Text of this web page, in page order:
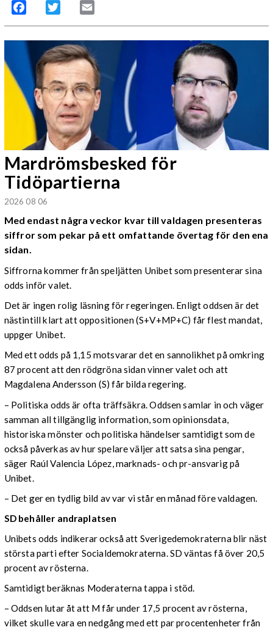
Facebook Twitter
Mardrömsbesked för
Tidöpartierna
2026 08 06
Med endast några veckor kvar till valdagen presenteras
siffror som pekar på ett omfattande övertag för den ena
sidan.
Siffrorna kommer från speljätten Unibet som presenterar sina
odds inför valet.
Det är ingen rolig läsning för regeringen. Enligt oddsen är det
nästintill klart att oppositionen (S+V+MP+C) får flest mandat,
uppger Unibet.
Med ett odds på 1,15 motsvarar det en sannolikhet på omkring
87 procent att den rödgröna sidan vinner valet och att
Magdalena Andersson (S) får bilda regering.
– Politiska odds är ofta träffsäkra. Oddsen samlar in och väger
samman all tillgänglig information, som opinionsdata,
historiska mönster och politiska händelser samtidigt som de
också påverkas av hur spelare väljer att satsa sina pengar,
säger Raúl Valencia López, marknads- och pr-ansvarig på
Unibet.
– Det ger en tydlig bild av var vi står en månad före valdagen.
SD behåller andraplatsen
Unibets odds indikerar också att Sverigedemokraterna blir näst
största parti efter Socialdemokraterna. SD väntas få över 20,5
procent av rösterna.
Samtidigt beräknas Moderaterna tappa i stöd.
– Oddsen lutar åt att M får under 17,5 procent av rösterna,
vilket skulle vara en nedgång med ett par procentenheter från